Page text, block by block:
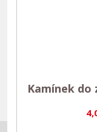
Kamínek do